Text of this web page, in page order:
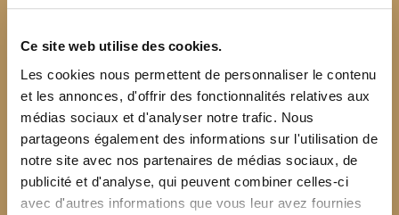
Ce site web utilise des cookies.
Les cookies nous permettent de personnaliser le contenu
et les annonces, d'offrir des fonctionnalités relatives aux
médias sociaux et d'analyser notre trafic. Nous
partageons également des informations sur l'utilisation de
notre site avec nos partenaires de médias sociaux, de
publicité et d'analyse, qui peuvent combiner celles-ci
avec d'autres informations que vous leur avez fournies